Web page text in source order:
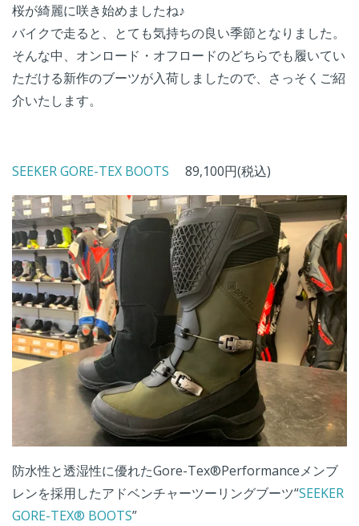
桜が綺麗に咲き始めましたね♪
バイクで走ると、とても気持ちの良い季節となりました。
そんな中、オンロード・オフロードのどちらでも履いてい
ただける新作のブーツが入荷しましたので、さっそくご紹
介いたします。
SEEKER GORE-TEX BOOTS 89,100円(税込)
防水性と透湿性に優れたGore-Tex®Performanceメンブ
レンを採用したアドベンチャーツーリングブーツ“SEEKER
GORE-TEX® BOOTS”